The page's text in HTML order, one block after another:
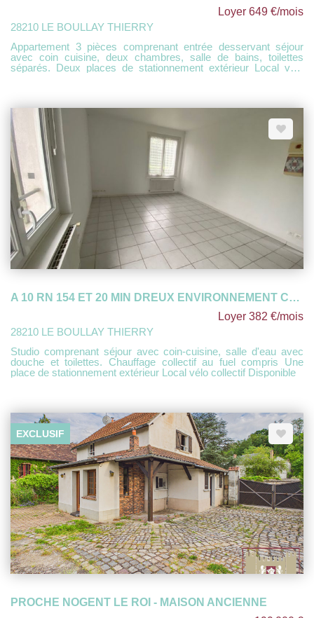
Loyer 649 €/mois
28210 LE BOULLAY THIERRY
Appartement 3 pièces comprenant entrée desservant séjour
avec coin cuisine, deux chambres, salle de bains, toilettes
séparés. Deux places de stationnement extérieur Local vélo
A 10 RN 154 ET 20 MIN DREUX ENVIRONNEMENT CALME
Loyer 382 €/mois
28210 LE BOULLAY THIERRY
Studio comprenant séjour avec coin-cuisine, salle d'eau avec
douche et toilettes. Chauffage collectif au fuel compris Une
place de stationnement extérieur Local vélo collectif Disponible
EXCLUSIF
PROCHE NOGENT LE ROI - MAISON ANCIENNE